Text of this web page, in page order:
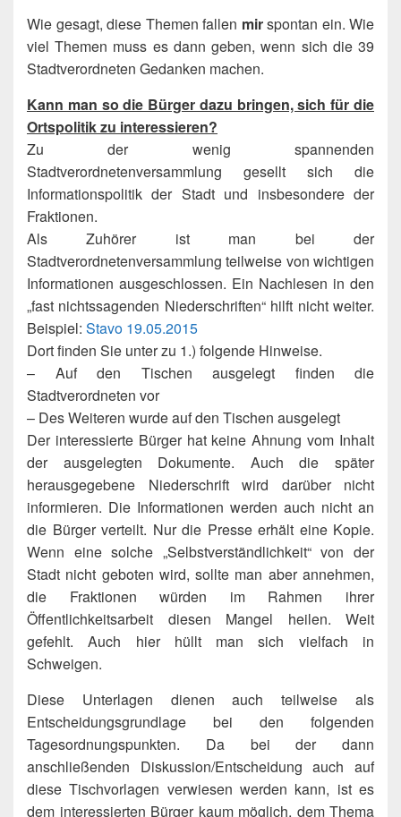
Wie gesagt, diese Themen fallen mirspontan ein. Wie
viel Themen muss es dann geben, wenn sich die 39
Stadtverordneten Gedanken machen.
Kann man so die Bürger dazu bringen, sich für die
Ortspolitik zu interessieren?
Zu der wenig spannenden
Stadtverordnetenversammlung gesellt sich die
Informationspolitik der Stadt und insbesondere der
Fraktionen.
Als Zuhörer ist man bei der
Stadtverordnetenversammlung teilweise von wichtigen
Informationen ausgeschlossen. Ein Nachlesen in den
„fast nichtssagenden Niederschriften“ hilft nicht weiter.
Beispiel: Stavo 19.05.2015
Dort finden Sie unter zu 1.) folgende Hinweise.
– Auf den Tischen ausgelegt finden die
Stadtverordneten vor
– Des Weiteren wurde auf den Tischen ausgelegt
Der interessierte Bürger hat keine Ahnung vom Inhalt
der ausgelegten Dokumente. Auch die später
herausgegebene Niederschrift wird darüber nicht
informieren. Die Informationen werden auch nicht an
die Bürger verteilt. Nur die Presse erhält eine Kopie.
Wenn eine solche „Selbstverständlichkeit“ von der
Stadt nicht geboten wird, sollte man aber annehmen,
die Fraktionen würden im Rahmen ihrer
Öffentlichkeitsarbeit diesen Mangel heilen. Weit
gefehlt. Auch hier hüllt man sich vielfach in
Schweigen.
Diese Unterlagen dienen auch teilweise als
Entscheidungsgrundlage bei den folgenden
Tagesordnungspunkten. Da bei der dann
anschließenden Diskussion/Entscheidung auch auf
diese Tischvorlagen verwiesen werden kann, ist es
dem interessierten Bürger kaum möglich, dem Thema